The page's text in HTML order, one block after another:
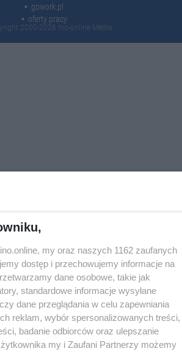
gowork.pl
oferty pracy
2000-2026 Ino-online Media
my oraz naszych 1162 zaufanych
dostęp i przechowujemy informacje na
dane osobowe, takie jak
standardowe informacje wysyłane
dane przeglądania w celu zapewniania
reklam, wybór spersonalizowanych treści,
badanie odbiorców oraz ulepszanie
my i Zaufani Partnerzy możemy